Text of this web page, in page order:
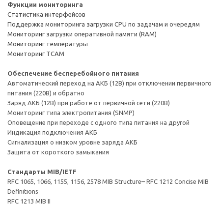
Функции мониторинга
Статистика интерфейсов
Поддержка мониторинга загрузки CPU по задачам и очередям
Мониторинг загрузки оперативной памяти (RAM)
Мониторинг температуры
Мониторинг TCAM
Обеспечение бесперебойного питания
Автоматический переход на АКБ (12В) при отключении первичного
питания (220В) и обратно
Заряд АКБ (12В) при работе от первичной сети (220В)
Мониторинг типа электропитания (SNMP)
Оповещение при переходе с одного типа питания на другой
Индикация подключения АКБ
Сигнализация о низком уровне заряда АКБ
Защита от короткого замыкания
Стандарты MIB/IETF
RFC 1065, 1066, 1155, 1156, 2578 MIB Structure– RFC 1212 Concise MIB
Definitions
RFC 1213 MIB II